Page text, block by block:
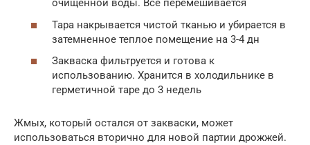
очищенной воды. Все перемешивается
Тара накрывается чистой тканью и убирается в
затемненное теплое помещение на 3-4 дн
Закваска фильтруется и готова к
использованию. Хранится в холодильнике в
герметичной таре до 3 недель
Жмых, который остался от закваски, может
использоваться вторично для новой партии дрожжей.